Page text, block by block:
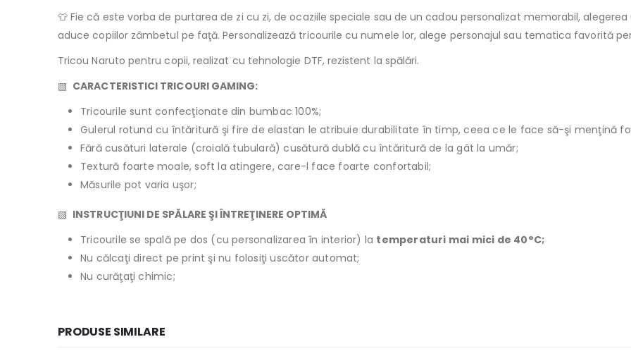
👕 Fie că este vorba de purtarea de zi cu zi, de ocaziile speciale sau de un cadou personalizat memorabil,
aduce copiilor zâmbetul pe faţă. Personalizează tricourile cu numele lor, alege personajul sau tematica favorită
Tricou Naruto pentru copii, realizat cu tehnologie DTF, rezistent la spălări.
▧ CARACTERISTICI TRICOURI GAMING:
Tricourile sunt confecţionate din bumbac 100%;
Gulerul rotund cu întăritură şi fire de elastan le atribuie durabilitate în timp, ceea ce le face să-şi menţină
Fără cusături laterale (croială tubulară) cusătură dublă cu întăritură de la gât la umăr;
Textură foarte moale, soft la atingere, care-l face foarte confortabil;
Măsurile pot varia uşor;
▧ INSTRUCŢIUNI DE SPĂLARE ŞI ÎNTREŢINERE OPTIMĂ
Tricourile se spală pe dos (cu personalizarea în interior) la temperaturi mai mici de 40°C;
Nu călcaţi direct pe print şi nu folosiţi uscător automat;
Nu curăţaţi chimic;
PRODUSE SIMILARE